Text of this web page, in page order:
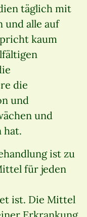
täglich mit
und alle auf
kaum
die
und
und
hat.
ist zu
für jeden
ist. Die Mittel